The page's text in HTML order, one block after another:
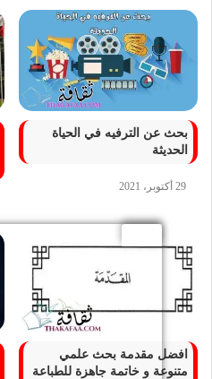
بحث عن الترفيه في الحياة
الحديثة
29 أكتوبر، 2021
افضل مقدمة بحث علمي
متنوعة و خاتمة جاهزة للطباعة